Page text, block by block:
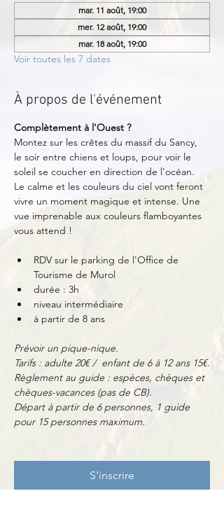
mar. 11 août, 19:00
mer. 12 août, 19:00
mar. 18 août, 19:00
Voir toutes les 7 dates
À propos de l'événement
Complètement à l'Ouest ?
Montez sur les crêtes du massif du Sancy,
le soir entre chiens et loups, pour voir le
soleil se coucher en direction de l'océan.
Le calme et les couleurs du ciel vont feront
vivre un moment magique et intense. Une
vue imprenable aux couleurs flamboyantes
vous attend !
RDV sur le parking de l'Office de
Tourisme de Murol
durée : 3h
niveau intermédiaire
à partir de 8 ans
Prévoir un pique-nique.
Tarifs : adulte 20€ /  enfant de 6 à 12 ans 15€.
Règlement au guide : espèces, chèques et
chèques-vacances (pas de CB).
Départ à partir de 6 personnes, 1 guide
pour 15 personnes maximum.
S'inscrire